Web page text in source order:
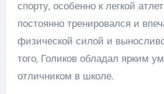
спорту, особенно к легкой
постоянно тренировался и
физической силой и
того, Голиков обладал ярким
отличником в школе.